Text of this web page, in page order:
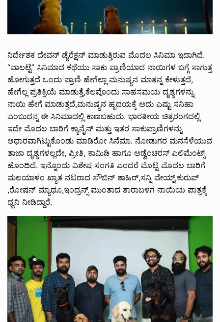
ನಿರ್ದೇಶಕ ದೇವನ್ ಡೈರೆಕ್ಷನ್ ಮಾಡುತ್ತಿರುವ ಮೊದಲ ಸಿನಿಮಾ ಇದಾಗಿದೆ.
“ವಾಲಟ್ಟೆ” ಸಿನಿಮಾದ ಕಥೆಯು ಸಾಕು ಪ್ರಾಣಿಯಾದ ನಾಯಿಗಳ ಬಗ್ಗೆ ಸಾಗುತ್ತ
ಹೋಗುತ್ತದೆ ಒಂದು ಪ್ರಾಣಿ ಹೇಗೆಲ್ಲಾ ಮನುಷ್ಯನ ಮಾತನ್ನ ಕೇಳುತ್ತದೆ,
ಹೇಗೆಲ್ಲ ಪ್ರತಿಕ್ರಿಯೆ ಮಾಡುತ್ತೆ,ಕೆಲವೊಂದು ಸಾಹಸಮಯ ದೃಶ್ಯಗಳನ್ನು
ನಾಯಿ ಹೇಗೆ ಮಾಡುತ್ತದೆ,ಮನುಷ್ಯನ ಹೃದಯಕ್ಕೆ ಅದು ಎಷ್ಟು ಸನಿಹಾ
ಎಂಬುದನ್ನ ಈ ಸಿನಿಮಾದಲ್ಲಿ ಕಾಣಬಹುದು. ಭಾರತೀಯ ಚಿತ್ರರಂಗದಲ್ಲಿ
ಇದೇ ಮೊದಲ ಬಾರಿಗೆ ಕ್ಯಾನೈನ್ ಮತ್ತು ಇತರ ಸಾಕುಪ್ರಾಣಿಗಳನ್ನು
ಆಧಾರವಾಗಿಟ್ಟುಕೊಂಡು ಮಾಡಿರೋ ಸಿನೆಮಾ. ನೋಡುಗರ ಮನಸೆಳೆಯುವ
ತಾಜಾ ದೃಶ್ಯಗಳಲ್ಲದೇ, ಪ್ರೀತಿ, ಕಾಮಿಡಿ ಹಾಗೂ ಅಡ್ವೆಂಚರಸ್ ಎಲಿಮೆಂಟ್ಸ್
ಹೊಂದಿದೆ. ಇನ್ನೊಂದು ವಿಶೇಷ ಸಂಗತಿ ಎಂದರೆ ಮೊಟ್ಟ ಮೊದಲ ಬಾರಿಗೆ
ಮಲಯಾಳಂ ಖ್ಯಾತ ನಟರಾದ ಸೌಬಿನ್ ಶಾಹಿರ್,ಸನ್ನಿ ವೇಯ್ನ್,ಕುರುಪ್
,ರೋಷನ್ ಮ್ಯಾಥೂ,ಇಂದ್ರನ್ಸ್ ಮುಂತಾದ ತಾರಾಬಳಗ ನಾಯಿಯ ಪಾತ್ರಕ್ಕೆ
ಧ್ವನಿ ನೀಡಿದ್ದಾರೆ.